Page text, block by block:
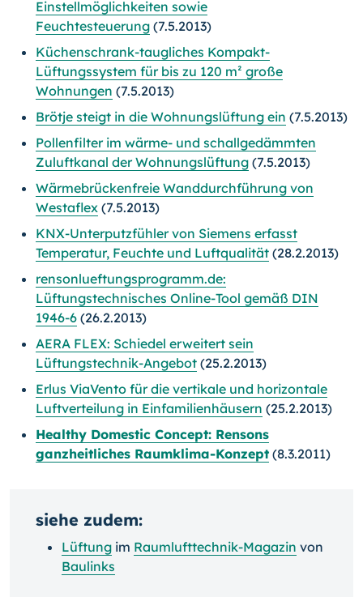
Einstellmöglichkeiten sowie
Feuchtesteuerung (7.5.2013)
Küchenschrank-taugliches Kompakt-
Lüftungssystem für bis zu 120 m² große
Wohnungen (7.5.2013)
Brötje steigt in die Wohnungslüftung ein (7.5.2013)
Pollenfilter im wärme- und schallgedämmten
Zuluftkanal der Wohnungslüftung (7.5.2013)
Wärmebrückenfreie Wanddurchführung von
Westaflex (7.5.2013)
KNX-Unterputzfühler von Siemens erfasst
Temperatur, Feuchte und Luftqualität (28.2.2013)
rensonlueftungsprogramm.de:
Lüftungstechnisches Online-Tool gemäß DIN
1946-6 (26.2.2013)
AERA FLEX: Schiedel erweitert sein
Lüftungstechnik-Angebot (25.2.2013)
Erlus ViaVento für die vertikale und horizontale
Luftverteilung in Einfamilienhäusern (25.2.2013)
Healthy Domestic Concept: Rensons
ganzheitliches Raumklima-Konzept (8.3.2011)
siehe zudem:
Lüftung im Raumlufttechnik-Magazin von
Baulinks